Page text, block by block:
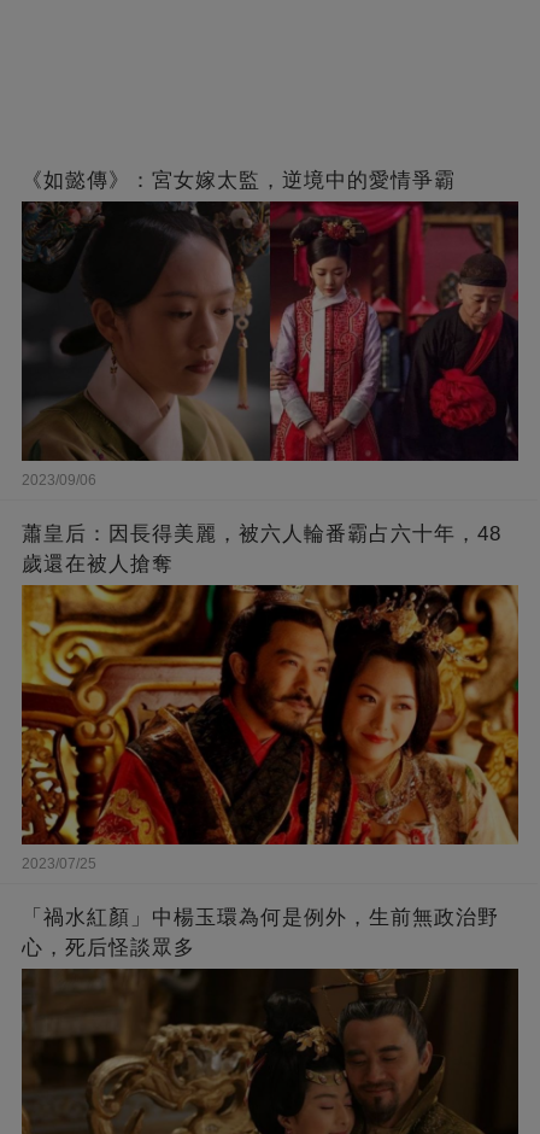
《如懿傳》：宮女嫁太監，逆境中的愛情爭霸
2023/09/06
蕭皇后：因長得美麗，被六人輪番霸占六十年，48
歲還在被人搶奪
2023/07/25
「禍水紅顏」中楊玉環為何是例外，生前無政治野
心，死后怪談眾多